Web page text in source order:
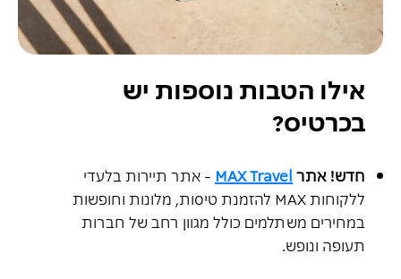
אילו הטבות נוספות יש
בכרטיס?
חדש! אתר MAXTravel
- אתר תיירות בלעדי
ללקוחות MAX להזמנת טיסות, מלונות וחופשות
במחירים משתלמים כולל מגוון רחב של חברות
תעופה ונופש.